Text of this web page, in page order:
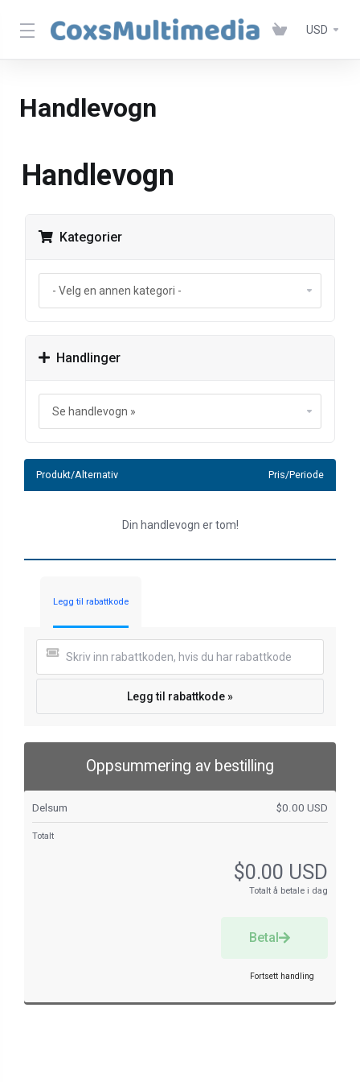
USD
Handlevogn
Handlevogn
Kategorier
Handlinger
Produkt/Alternativ Pris/Periode
Din handlevogn er tom!
Legg til rabattkode
Legg til rabattkode »
Oppsummering av bestilling
Delsum $0.00 USD
Totalt
$0.00 USD
Totalt å betale i dag
Betal
Fortsett handling